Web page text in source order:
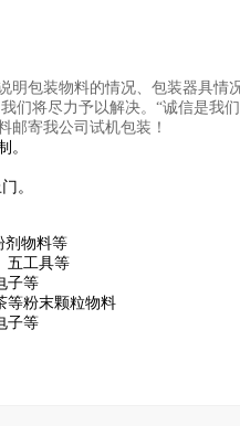
包装物料的情况、包装器具情
们将尽力予以解决。“诚信是我
邮寄我公司试机包装！
。
。
剂物料等
五工具等
子等
等粉末颗粒物料
子等